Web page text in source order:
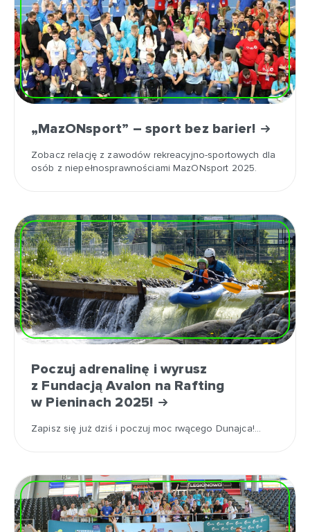
„MazONsport” – sport bez barier!
Zobacz relację z zawodów rekreacyjno-sportowych dla
osób z niepełnosprawnościami MazONsport 2025.
Poczuj adrenalinę i wyrusz
z Fundacją Avalon na Rafting
w Pieninach 2025!
Zapisz się już dziś i poczuj moc rwącego Dunajca!…